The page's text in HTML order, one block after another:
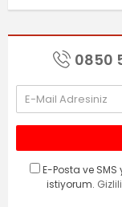
0850
E-Posta ve
istiyorum.